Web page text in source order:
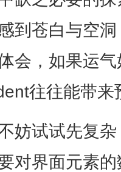
到苍白与空
会，如果运
往往能带
妨试试先复
对界面元素